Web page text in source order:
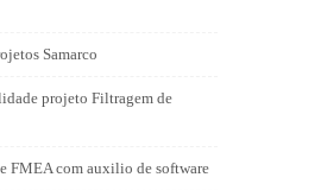
Samarco
projeto Filtragem de
FMEA com auxilio de software